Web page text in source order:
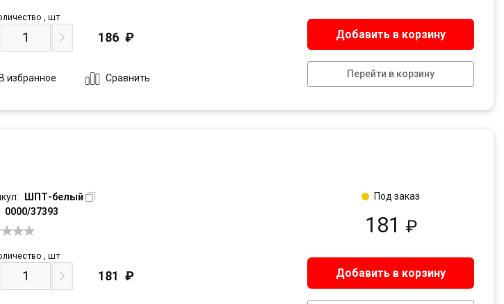
,шт
186 ₽ Добавить в корзину
Перейти в корзину
В избранное Сравнить
ШПТ-белый
0000/37393
181 ₽
,шт
181 ₽ Добавить в корзину
Под заказ